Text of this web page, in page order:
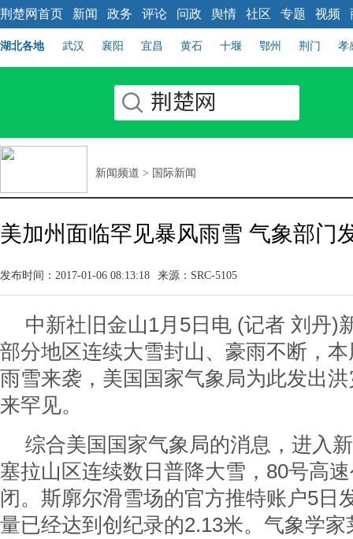
荆楚网首页 新闻 政务 评论 问政 舆情 社区 专题 视频
湖北各地 武汉 襄阳 宜昌 黄石 十堰 鄂州 荆门 孝
新闻频道 > 国际新闻
美加州面临罕见暴风雨雪 气象部门
发布时间：2017-01-06 08:13:18 来源：SRC-5105
中新社旧金山1月5日电 (记者 刘丹)
部分地区连续大雪封山、豪雨不断，
雨雪来袭，美国国家气象局为此发出
来罕见。
综合美国国家气象局的消息，进入
塞拉山区连续数日普降大雪，80号高
闭。斯廓尔滑雪场的官方推特账户5日
量已经达到创纪录的2.13米。气象学家